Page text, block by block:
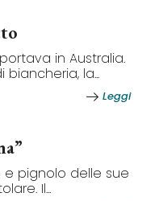
in Australia.
la...
Leggi
pignolo delle sue
Il...